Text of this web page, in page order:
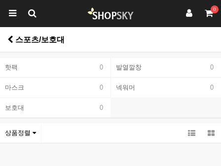
0
스포츠/보호대
핫팩 0 발열깔창 0
마스크 0 넥워머 0
보호대 0
상품정렬